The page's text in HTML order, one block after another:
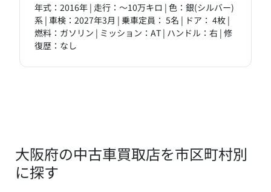
年式：2016年 | 走行：～10万キロ | 色：銀(シルバー)
系 | 車検：2027年3月 | 乗車定員： 5名 | ドア： 4枚 |
燃料：ガソリン | ミッション：AT | ハンドル：右 | 修
復歴：なし
大阪府の中古車買取店を市区町村別
に探す